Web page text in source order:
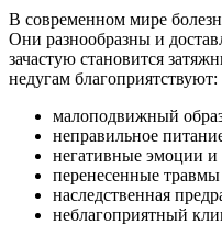
В современном мире
Они разнообразны и
зачастую становится
недугам благоприятствуют:
малоподвижный
неправильное
негативные эмоции и
перенесенные
наследственная
неблагоприятный